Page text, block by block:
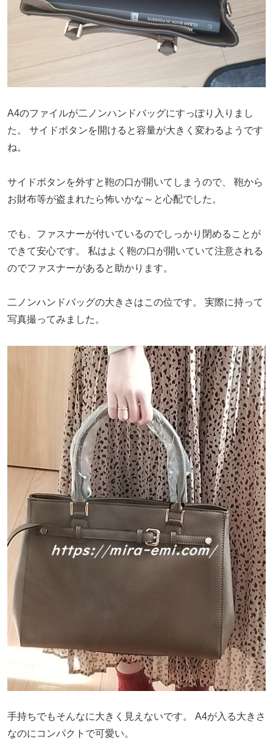
A4のファイルが二ノンハンドバッグにすっぽり入りまし
た。
サイドボタンを開けると容量が大きく変わるようです
ね。
サイドボタンを外すと鞄の口が開いてしまうので、
鞄から
お財布等が盗まれたら怖いかな～と心配でした。
でも、ファスナーが付いているのでしっかり閉めることが
できて安心です。
私はよく鞄の口が開いていて注意される
のでファスナーがあると助かります。
二ノンハンドバッグの大きさはこの位です。
実際に持って
写真撮ってみました。
手持ちでもそんなに大きく見えないです。
A4が入る大きさ
なのにコンパクトで可愛い。